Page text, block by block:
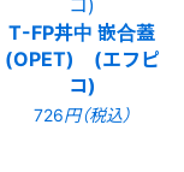
T-FP丼中 嵌合蓋
(OPET) (エフピ
コ)
726円（税込）